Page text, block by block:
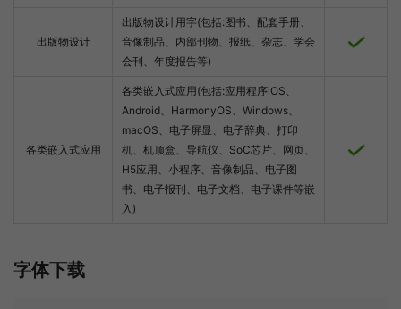
出版物设计
出版物设计用字(包括:图书、配套手册、
音像制品、内部刊物、报纸、杂志、学会
会刊、年度报告等)
各类嵌入式应用
各类嵌入式应用(包括:应用程序iOS、
Android、HarmonyOS、Windows、
macOS、电子屏显、电子辞典、打印
机、机顶盒、导航仪、SoC芯片、网页、
H5应用、小程序、音像制品、电子图
书、电子报刊、电子文档、电子课件等嵌
入)
字体下载